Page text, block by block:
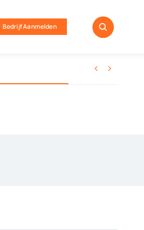
Bedrijf Aanmelden
 